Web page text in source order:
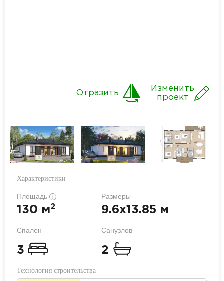
Изменить
проект
Отразить
Характеристики
Площадь i
130 м2
Размеры
9.6x13.85 м
Спален
3
Санузлов
2
Технология строительства